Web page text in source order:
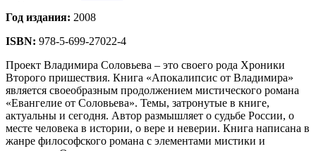
Год издания: 2008
ISBN: 978-5-699-27022-4
Проект Владимира Соловьева – это своего рода Хроники
Второго пришествия. Книга «Апокалипсис от Владимира»
является своеобразным продолжением мистического романа
«Евангелие от Соловьева». Темы, затронутые в книге,
актуальны и сегодня. Автор размышляет о судьбе России, о
месте человека в истории, о вере и неверии. Книга написана в
жанре философского романа с элементами мистики и